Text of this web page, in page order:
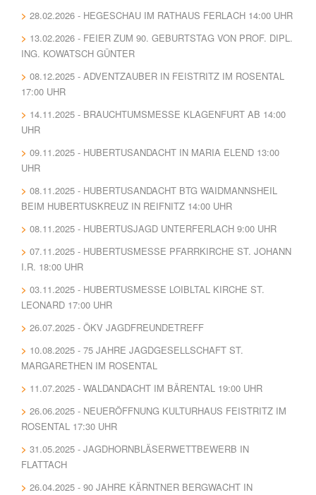
28.02.2026 - HEGESCHAU IM RATHAUS FERLACH 14:00 UHR
13.02.2026 - FEIER ZUM 90. GEBURTSTAG VON PROF. DIPL.
ING. KOWATSCH GÜNTER
08.12.2025 - ADVENTZAUBER IN FEISTRITZ IM ROSENTAL
17:00 UHR
14.11.2025 - BRAUCHTUMSMESSE KLAGENFURT AB 14:00
UHR
09.11.2025 - HUBERTUSANDACHT IN MARIA ELEND 13:00
UHR
08.11.2025 - HUBERTUSANDACHT BTG WAIDMANNSHEIL
BEIM HUBERTUSKREUZ IN REIFNITZ 14:00 UHR
08.11.2025 - HUBERTUSJAGD UNTERFERLACH 9:00 UHR
07.11.2025 - HUBERTUSMESSE PFARRKIRCHE ST. JOHANN
I.R. 18:00 UHR
03.11.2025 - HUBERTUSMESSE LOIBLTAL KIRCHE ST.
LEONARD 17:00 UHR
26.07.2025 - ÖKV JAGDFREUNDETREFF
10.08.2025 - 75 JAHRE JAGDGESELLSCHAFT ST.
MARGARETHEN IM ROSENTAL
11.07.2025 - WALDANDACHT IM BÄRENTAL 19:00 UHR
26.06.2025 - NEUERÖFFNUNG KULTURHAUS FEISTRITZ IM
ROSENTAL 17:30 UHR
31.05.2025 - JAGDHORNBLÄSERWETTBEWERB IN
FLATTACH
26.04.2025 - 90 JAHRE KÄRNTNER BERGWACHT IN